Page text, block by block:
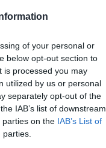
of your personal or
below opt-out section to
is processed you may
utilized by us or personal
separately opt-out of the
IAB’s list of downstream
parties on the IAB’s List of
do moderacji